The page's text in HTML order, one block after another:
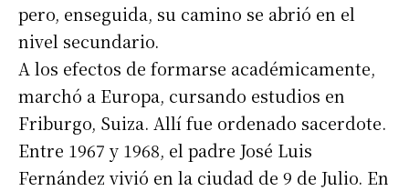
pero, enseguida, su camino se abrió en el
nivel secundario.
A los efectos de formarse académicamente,
marchó a Europa, cursando estudios en
Friburgo, Suiza. Allí fue ordenado sacerdote.
Entre 1967 y 1968, el padre José Luis
Fernández vivió en la ciudad de 9 de Julio. En